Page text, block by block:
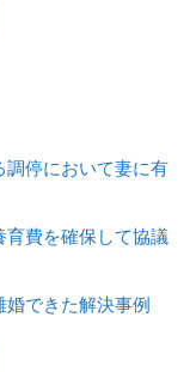
調停において妻に有
費を確保して協議
できた解決事例